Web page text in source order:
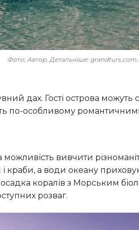
Фото: Автор. Детальніше:
по-особливому
і краби, а води океану
коралів з Морським
розваг.